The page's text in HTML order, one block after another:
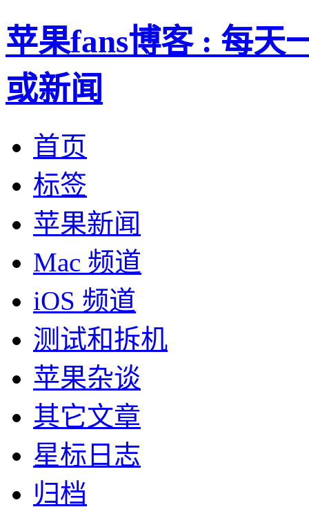
苹果fans博客 : 每天
或新闻
首页
标签
苹果新闻
Mac 频道
iOS 频道
测试和拆机
苹果杂谈
其它文章
星标日志
归档